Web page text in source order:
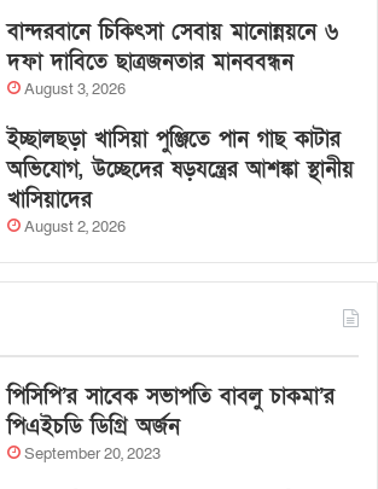
বান্দরবানে চিকিৎসা সেবায় মানোন্নয়নে ৬
দফা দাবিতে ছাত্রজনতার মানববন্ধন
August 3, 2026
ইচ্ছালছড়া খাসিয়া পুঞ্জিতে পান গাছ কাটার
অভিযোগ, উচ্ছেদের ষড়যন্ত্রের আশঙ্কা স্থানীয়
খাসিয়াদের
August 2, 2026
পিসিপি’র সাবেক সভাপতি বাবলু চাকমা’র
পিএইচডি ডিগ্রি অর্জন
September 20, 2023